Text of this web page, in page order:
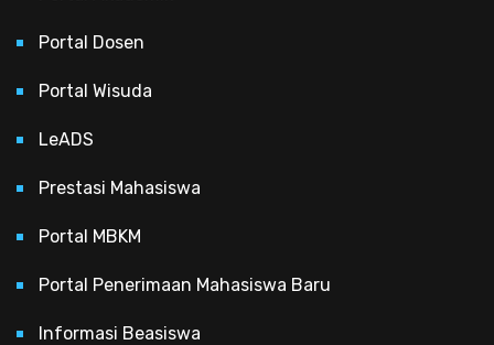
Portal Dosen
Portal Wisuda
LeADS
Prestasi Mahasiswa
Portal MBKM
Portal Penerimaan Mahasiswa Baru
Informasi Beasiswa